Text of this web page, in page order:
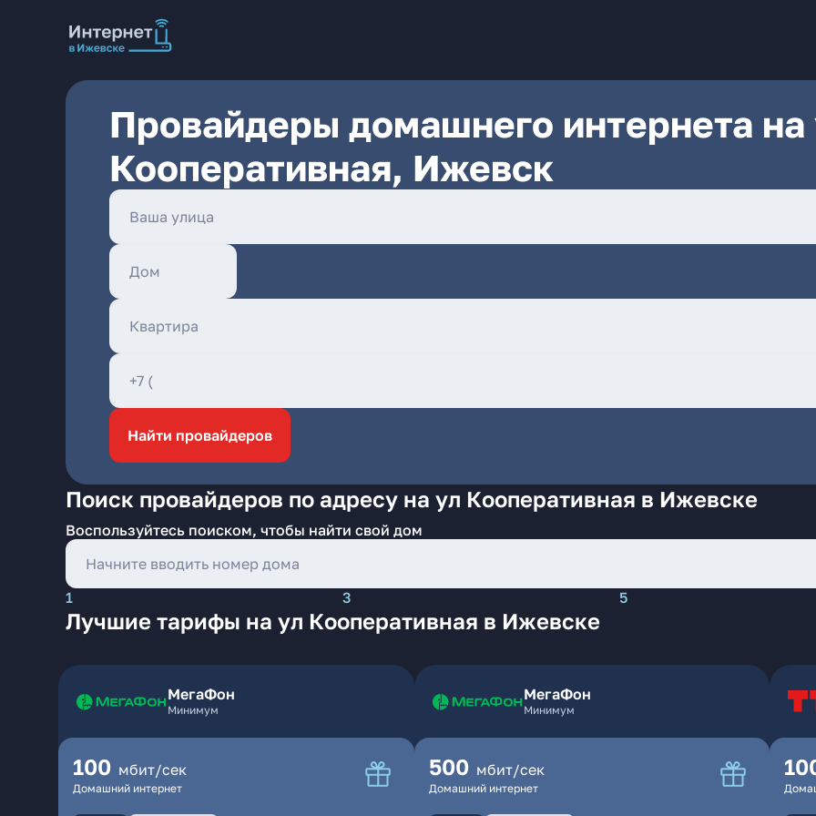
Провайдеры домашнего интернета на
Кооперативная, Ижевск
Найти провайдеров
Поиск провайдеров по адресу на ул Кооперативная в Ижевске
Воспользуйтесь поиском, чтобы найти свой дом
1 3 5
Лучшие тарифы на ул Кооперативная в Ижевске
МегаФон
Минимум
100 мбит/сек
Домашний интернет
МегаФон
Минимум
500 мбит/сек
Домашний интернет